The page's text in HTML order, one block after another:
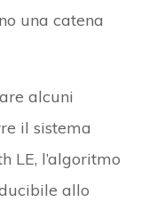
una catena
alcuni
il sistema
LE, l’algoritmo
allo